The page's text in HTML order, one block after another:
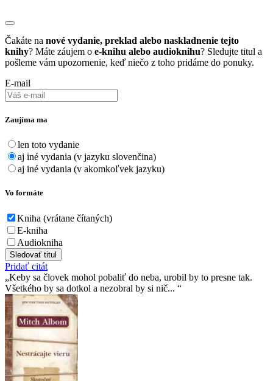
Čakáte na nové vydanie, preklad alebo naskladnenie tejto
knihy? Máte záujem o e-knihu alebo audioknihu? Sledujte titul a
pošleme vám upozornenie, keď niečo z toho pridáme do ponuky.
E-mail
Zaujíma ma
len toto vydanie
aj iné vydania (v jazyku slovenčina)
aj iné vydania (v akomkoľvek jazyku)
Vo formáte
Kniha (vrátane čítaných)
E-kniha
Audiokniha
Sledovať titul
Pridať citát
Keby sa človek mohol pobaliť do neba, urobil by to presne tak.
Všetkého by sa dotkol a nezobral by si nič...